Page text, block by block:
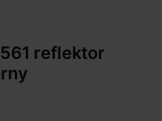
reflektor